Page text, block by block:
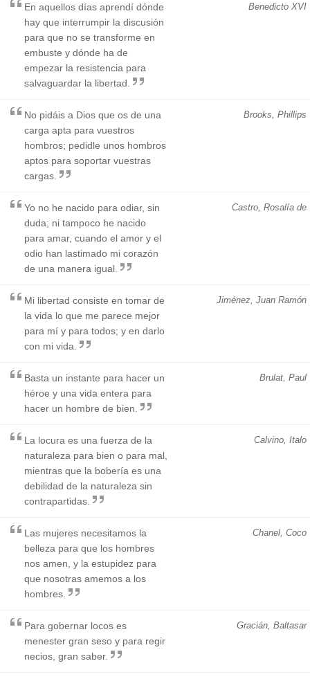
Benedicto XVI
En aquellos días aprendí dónde
hay que interrumpir la discusión
para que no se transforme en
embuste y dónde ha de
empezar la resistencia para
salvaguardar la libertad.
Brooks, Phillips
No pidáis a Dios que os de una
carga apta para vuestros
hombros; pedidle unos hombros
aptos para soportar vuestras
cargas.
Castro, Rosalía de
Yo no he nacido para odiar, sin
duda; ni tampoco he nacido
para amar, cuando el amor y el
odio han lastimado mi corazón
de una manera igual.
Jiménez, Juan Ramón
Mi libertad consiste en tomar de
la vida lo que me parece mejor
para mí y para todos; y en darlo
con mi vida.
Brulat, Paul
Basta un instante para hacer un
héroe y una vida entera para
hacer un hombre de bien.
Calvino, Italo
La locura es una fuerza de la
naturaleza para bien o para mal,
mientras que la bobería es una
debilidad de la naturaleza sin
contrapartidas.
Chanel, Coco
Las mujeres necesitamos la
belleza para que los hombres
nos amen, y la estupidez para
que nosotras amemos a los
hombres.
Gracián, Baltasar
Para gobernar locos es
menester gran seso y para regir
necios, gran saber.